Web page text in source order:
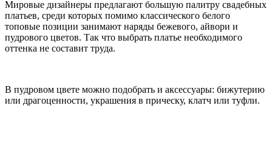
Мировые дизайнеры предлагают большую палитру свадебных
платьев, среди которых помимо классического белого
топовые позиции занимают наряды бежевого, айвори и
пудрового цветов. Так что выбрать платье необходимого
оттенка не составит труда.
В пудровом цвете можно подобрать и аксессуары: бижутерию
или драгоценности, украшения в прическу, клатч или туфли.